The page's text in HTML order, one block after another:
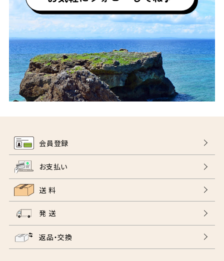
会員登録
お支払い
送 料
発 送
返品・交換